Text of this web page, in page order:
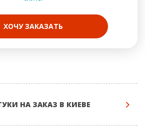
ХОЧУ ЗАКАЗАТЬ
НА ЗАКАЗ В КИЕВЕ